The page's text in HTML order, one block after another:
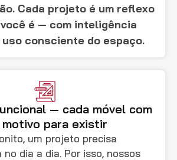
Cada projeto é um reflexo
é — com inteligência
consciente do espaço.
— cada móvel com
motivo para existir
um projeto precisa
dia a dia. Por isso, nossos